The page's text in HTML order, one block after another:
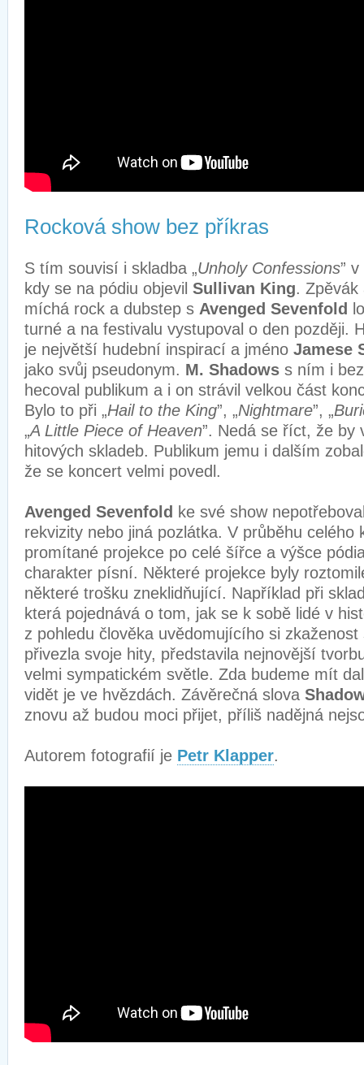
Rocková show bez příkras
S tím souvisí i skladba „Unholy Confessions”
kdy se na pódiu objevil Sullivan King. Zpěvák
míchá rock a dubstep s Avenged Sevenfold
turné a na festivalu vystupoval o den později.
je největší hudební inspirací a jméno Jamese
jako svůj pseudonym. M. Shadows s ním i
hecoval publikum a i on strávil velkou část
Bylo to při „Hail to the King”, „Nightmare”, „
„A Little Piece of Heaven”. Nedá se říct, že by
hitových skladeb. Publikum jemu i dalším
že se koncert velmi povedl.
Avenged Sevenfold ke své show
rekvizity nebo jiná pozlátka. V průběhu celého
promítané projekce po celé šířce a výšce
charakter písní. Některé projekce byly
některé trošku zneklidňující. Například při
která pojednává o tom, jak se k sobě lidé v
z pohledu člověka uvědomujícího si zkaženost
přivezla svoje hity, představila nejnovější
velmi sympatickém světle. Zda budeme mít
vidět je ve hvězdách. Závěrečná slova
znovu až budou moci přijet, příliš nadějná
Autorem fotografií je Petr Klapper.